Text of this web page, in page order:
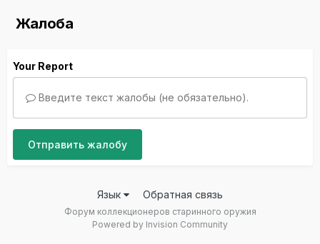
Жалоба
Your Report
Введите текст жалобы (не обязательно).
Отправить жалобу
Язык Обратная связь
Форум коллекционеров старинного оружия
Powered by Invision Community